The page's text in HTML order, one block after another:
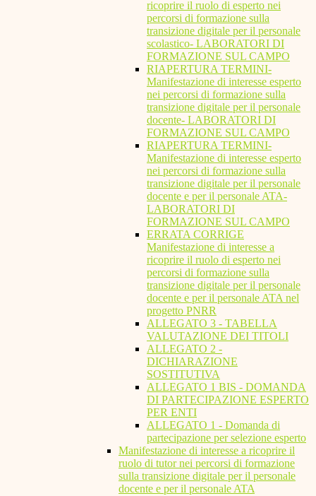
ricoprire il ruolo di esperto nei
percorsi di formazione sulla
transizione digitale per il personale
scolastico- LABORATORI DI
FORMAZIONE SUL CAMPO
RIAPERTURA TERMINI-
Manifestazione di interesse esperto
nei percorsi di formazione sulla
transizione digitale per il personale
docente- LABORATORI DI
FORMAZIONE SUL CAMPO
RIAPERTURA TERMINI-
Manifestazione di interesse esperto
nei percorsi di formazione sulla
transizione digitale per il personale
docente e per il personale ATA-
LABORATORI DI
FORMAZIONE SUL CAMPO
ERRATA CORRIGE
Manifestazione di interesse a
ricoprire il ruolo di esperto nei
percorsi di formazione sulla
transizione digitale per il personale
docente e per il personale ATA nel
progetto PNRR
ALLEGATO 3 - TABELLA
VALUTAZIONE DEI TITOLI
ALLEGATO 2 -
DICHIARAZIONE
SOSTITUTIVA
ALLEGATO 1 BIS - DOMANDA
DI PARTECIPAZIONE ESPERTO
PER ENTI
ALLEGATO 1 - Domanda di
partecipazione per selezione esperto
Manifestazione di interesse a ricoprire il
ruolo di tutor nei percorsi di formazione
sulla transizione digitale per il personale
docente e per il personale ATA